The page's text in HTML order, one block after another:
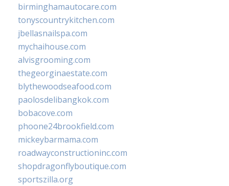
birminghamautocare.com
tonyscountrykitchen.com
jbellasnailspa.com
mychaihouse.com
alvisgrooming.com
thegeorginaestate.com
blythewoodseafood.com
paolosdelibangkok.com
bobacove.com
phoone24brookfield.com
mickeybarmama.com
roadwayconstructioninc.com
shopdragonflyboutique.com
sportszilla.org